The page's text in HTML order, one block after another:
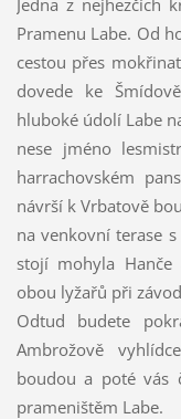
Pramenu Labe. Od
cestou přes
dovede ke
hluboké údolí Labe
nese jméno
harrachovském
návrší k Vrbatově
na venkovní terase
stojí mohyla
obou lyžařů při
Odtud budete
Ambrožově
boudou a poté vás
prameništěm Labe.